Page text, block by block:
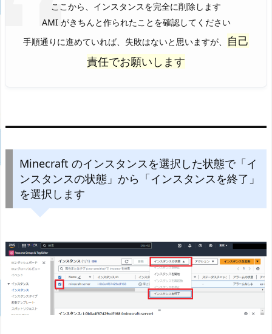
ここから、インスタンスを完全に削除します
AMI がきちんと作られたことを確認してください
手順通りに進めていれば、失敗はないと思いますが、
自己
責任でお願いします
Minecraft のインスタンスを選択した状態で「イ
ンスタンスの状態」から「インスタンスを終了」
を選択します